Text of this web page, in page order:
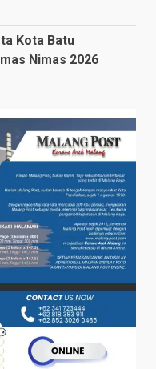
Kota Batu
Nimas 2026